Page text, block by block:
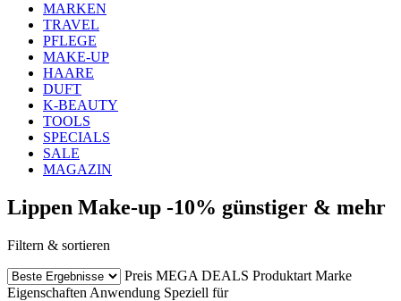
MARKEN
TRAVEL
PFLEGE
MAKE-UP
HAARE
DUFT
K-BEAUTY
TOOLS
SPECIALS
SALE
MAGAZIN
Lippen Make-up -10% günstiger & mehr
Filtern & sortieren
Preis MEGA DEALS Produktart Marke
Eigenschaften Anwendung Speziell für